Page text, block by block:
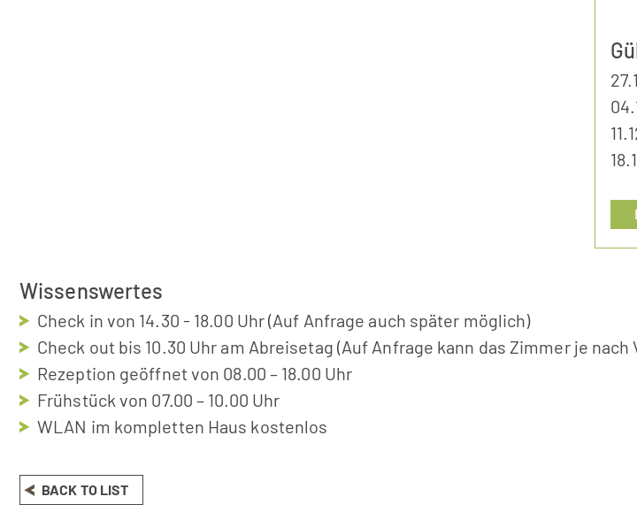
Wissenswertes
Check in von 14.30 - 18.00 Uhr (Auf Anfrage auch später möglich)
Check out bis 10.30 Uhr am Abreisetag (Auf Anfrage kann das Zimmer je
Rezeption geöffnet von 08.00 – 18.00 Uhr
Frühstück von 07.00 – 10.00 Uhr
WLAN im kompletten Haus kostenlos
BACK TO LIST